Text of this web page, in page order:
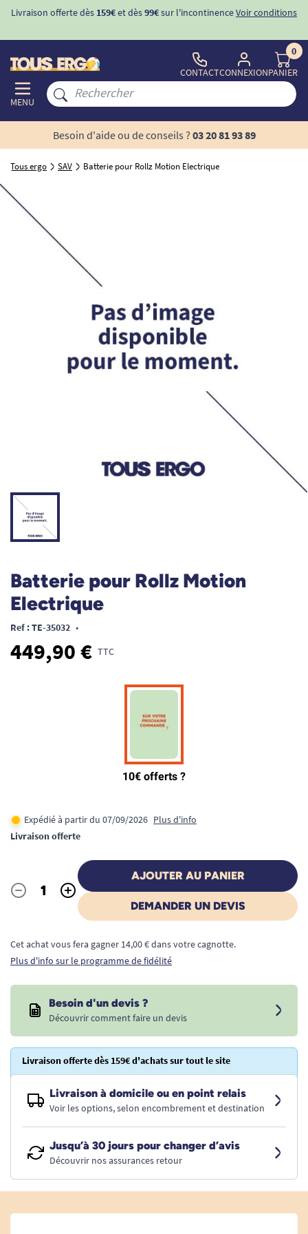
Livraison offerte dès 159€et dès99€sur l'incontinenceVoir conditions
MENU
CONTACTCONNEXION
0
PANIER
Besoin d'aide ou de conseils ? 03 20 81 93 89
Tous ergo SAV Batterie pour Rollz Motion Electrique
Batterie pour Rollz Motion
Electrique
Ref : TE-35032 •
449,90 € TTC
Expédié à partir du 07/09/2026 Plus d'info
Livraison offerte
Quantité
- +
AJOUTER AU PANIER
DEMANDER UN DEVIS
Cet achat vous fera gagner 14,00 € dans votre cagnotte.
Plus d'info sur le programme de fidélité
Besoin d'un devis ?
Découvrir comment faire un devis
Livraison offerte dès 159€ d'achats sur tout le site
Livraison à domicile ou en point relais
Voir les options, selon encombrement et destination
Jusqu’à 30 jours pour changer d’avis
Découvrir nos assurances retour